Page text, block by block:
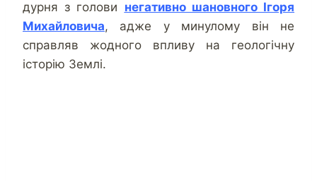
дурня з голови негативно шановного Ігоря
Михайловича, адже у минулому він не
справляв жодного впливу на геологічну
історію Землі.